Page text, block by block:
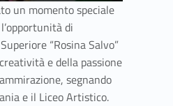
un momento speciale
di
“Rosina Salvo”
e della passione
segnando
e il Liceo Artistico.